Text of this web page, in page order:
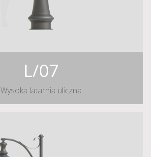
L/07
Wysoka latarnia uliczna